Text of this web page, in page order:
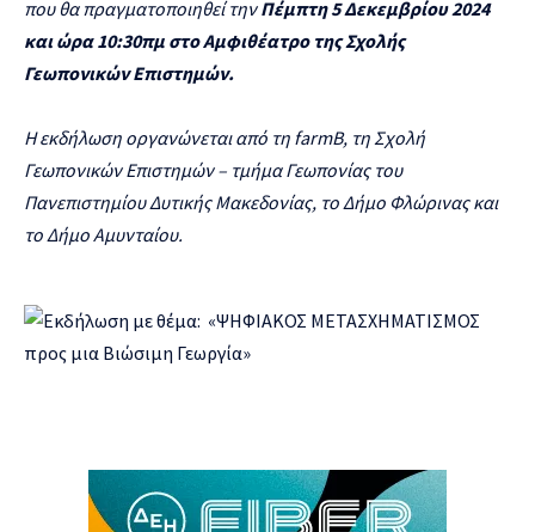
που θα πραγματοποιηθεί τηνΠέμπτη 5 Δεκεμβρίου 2024
και ώρα 10:30πμ στο Αμφιθέατρο της Σχολής
Γεωπονικών Επιστημών.
Η εκδήλωση οργανώνεται από τη farmB, τη Σχολή
Γεωπονικών Επιστημών – τμήμα Γεωπονίας του
Πανεπιστημίου Δυτικής Μακεδονίας, το Δήμο Φλώρινας και
το Δήμο Αμυνταίου.